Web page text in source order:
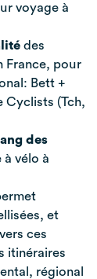
voyage à
des
France, pour
Bett +
Cyclists (Tch,
des
vélo à
et
ces
itinéraires
régional